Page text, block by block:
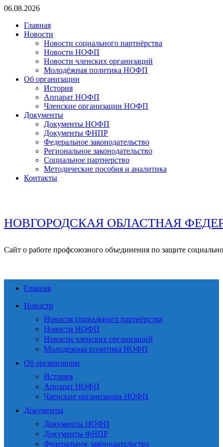
Перейти
содержимому
06.08.2026
Главная
Новости
Новости социального партнёрства
Новости НОФП
Новости членских организаций
Молодёжная политика НОФП
Об организации
История
Аппарат НОФП
Членские организации НОФП
Документы
Документы НОФП
Документы ФНПР
Федеральное законодательство
Региональное законодательство
Социальное партнерство
Методические пособия и аналитика
Контакты
НОВГОРОДСКАЯ ОБЛАСТНАЯ
Сайт о работе профсоюзного объединения по защите
Главная
Новости
Новости социального партнёрства
Новости НОФП
Новости членских организаций
Молодёжная политика НОФП
Об организации
История
Аппарат НОФП
Членские организации НОФП
Документы
Документы НОФП
Документы ФНПР
Федеральное законодательство